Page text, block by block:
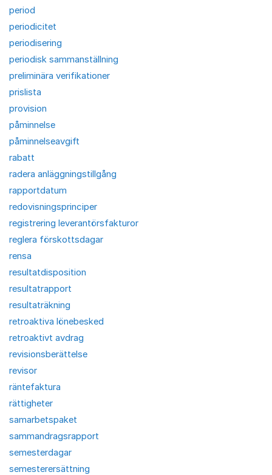
period
periodicitet
periodisering
periodisk sammanställning
preliminära verifikationer
prislista
provision
påminnelse
påminnelseavgift
rabatt
radera anläggningstillgång
rapportdatum
redovisningsprinciper
registrering leverantörsfakturor
reglera förskottsdagar
rensa
resultatdisposition
resultatrapport
resultaträkning
retroaktiva lönebesked
retroaktivt avdrag
revisionsberättelse
revisor
räntefaktura
rättigheter
samarbetspaket
sammandragsrapport
semesterdagar
semesterersättning